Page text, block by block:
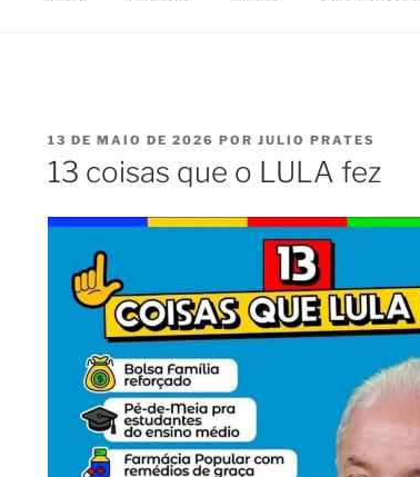
PUBLICADO
EM
13 DE MAIO DE 2026 POR JULIO PRATES
13 coisas que o LULA fez